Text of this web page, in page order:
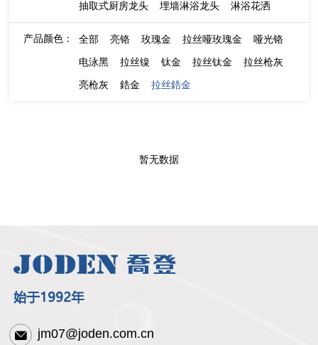
抽取式厨房龙头
埋墙淋浴龙头 淋浴花洒
产品颜色： 全部 亮铬 玫瑰金 拉丝哑玫瑰金
哑光铬
电泳黑
拉丝镍 钛金 拉丝钛金
拉丝枪灰
亮枪灰
鋯金 拉丝鋯金
暂无数据
jm07@joden.com.cn